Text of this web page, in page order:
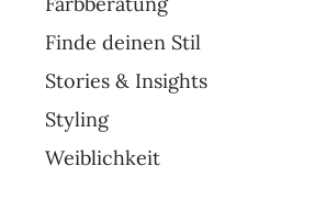
Finde deinen Stil
Stories & Insights
Styling
Weiblichkeit